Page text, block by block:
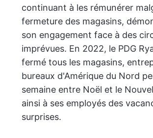
continuant à les rémunérer
fermeture des magasins,
son engagement face à des
imprévues. En 2022, le PDG
fermé tous les magasins,
bureaux d'Amérique du Nord
semaine entre Noël et le
ainsi à ses employés des
surprises.